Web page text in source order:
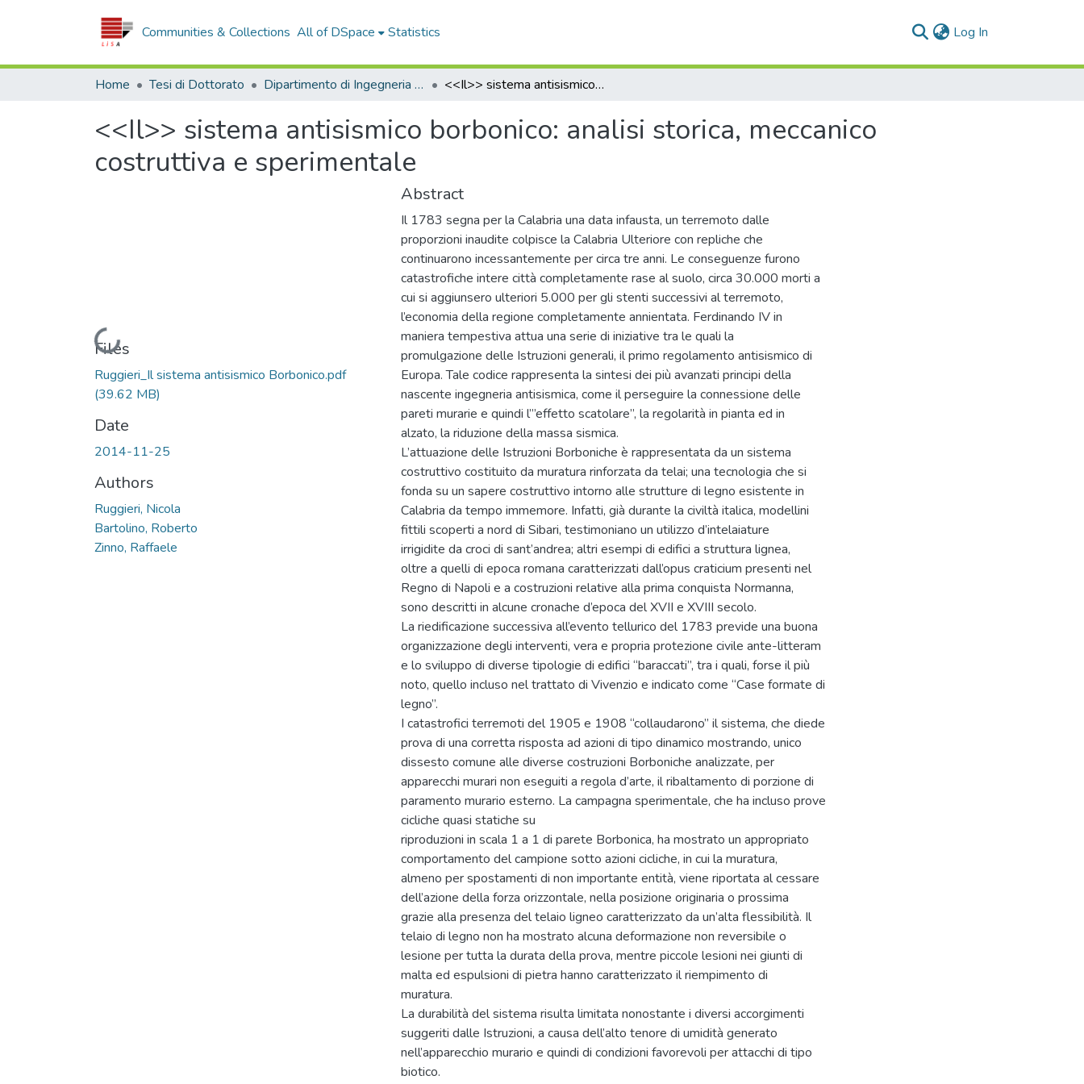
Communities & Collections All of DSpace Statistics Log In
Home Tesi di Dottorato Dipartimento di Ingegneria Informatica, Modellistica, Elettronica e Sistemistica - Tesi di Dottorato <<Il>> sistema antisismico borbonico: analisi storica, meccanico costruttiva e sperimentale
<<Il>> sistema antisismico borbonico: analisi storica, meccanico
costruttiva e sperimentale
Loading...
Files
Ruggieri_Il sistema antisismico Borbonico.pdf
(39.62 MB)
Date
2014-11-25
Authors
Ruggieri, Nicola
Bartolino, Roberto
Zinno, Raffaele
Abstract
Il 1783 segna per la Calabria una data infausta, un terremoto dalle
proporzioni inaudite colpisce la Calabria Ulteriore con repliche che
continuarono incessantemente per circa tre anni. Le conseguenze furono
catastrofiche intere città completamente rase al suolo, circa 30.000 morti a
cui si aggiunsero ulteriori 5.000 per gli stenti successivi al terremoto,
l’economia della regione completamente annientata. Ferdinando IV in
maniera tempestiva attua una serie di iniziative tra le quali la
promulgazione delle Istruzioni generali, il primo regolamento antisismico di
Europa. Tale codice rappresenta la sintesi dei più avanzati principi della
nascente ingegneria antisismica, come il perseguire la connessione delle
pareti murarie e quindi l’”effetto scatolare”, la regolarità in pianta ed in
alzato, la riduzione della massa sismica.
L’attuazione delle Istruzioni Borboniche è rappresentata da un sistema
costruttivo costituito da muratura rinforzata da telai; una tecnologia che si
fonda su un sapere costruttivo intorno alle strutture di legno esistente in
Calabria da tempo immemore. Infatti, già durante la civiltà italica, modellini
fittili scoperti a nord di Sibari, testimoniano un utilizzo d’intelaiature
irrigidite da croci di sant’andrea; altri esempi di edifici a struttura lignea,
oltre a quelli di epoca romana caratterizzati dall’opus craticium presenti nel
Regno di Napoli e a costruzioni relative alla prima conquista Normanna,
sono descritti in alcune cronache d’epoca del XVII e XVIII secolo.
La riedificazione successiva all’evento tellurico del 1783 previde una buona
organizzazione degli interventi, vera e propria protezione civile ante-litteram
e lo sviluppo di diverse tipologie di edifici “baraccati”, tra i quali, forse il più
noto, quello incluso nel trattato di Vivenzio e indicato come “Case formate di
legno”.
I catastrofici terremoti del 1905 e 1908 “collaudarono” il sistema, che diede
prova di una corretta risposta ad azioni di tipo dinamico mostrando, unico
dissesto comune alle diverse costruzioni Borboniche analizzate, per
apparecchi murari non eseguiti a regola d’arte, il ribaltamento di porzione di
paramento murario esterno. La campagna sperimentale, che ha incluso prove
cicliche quasi statiche su
riproduzioni in scala 1 a 1 di parete Borbonica, ha mostrato un appropriato
comportamento del campione sotto azioni cicliche, in cui la muratura,
almeno per spostamenti di non importante entità, viene riportata al cessare
dell’azione della forza orizzontale, nella posizione originaria o prossima
grazie alla presenza del telaio ligneo caratterizzato da un’alta flessibilità. Il
telaio di legno non ha mostrato alcuna deformazione non reversibile o
lesione per tutta la durata della prova, mentre piccole lesioni nei giunti di
malta ed espulsioni di pietra hanno caratterizzato il riempimento di
muratura.
La durabilità del sistema risulta limitata nonostante i diversi accorgimenti
suggeriti dalle Istruzioni, a causa dell’alto tenore di umidità generato
nell’apparecchio murario e quindi di condizioni favorevoli per attacchi di tipo
biotico.